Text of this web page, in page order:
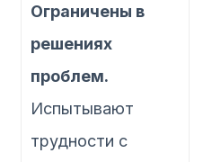
Ограничены в
решениях
проблем.
Испытывают
трудности с